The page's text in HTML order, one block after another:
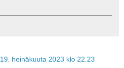
19. heinäkuuta 2023 klo 22.23